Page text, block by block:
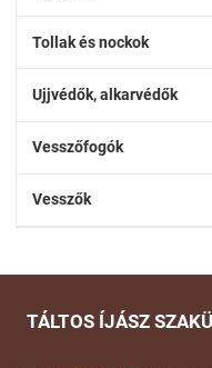
Tollak és nockok
Ujjvédők, alkarvédők
Vesszőfogók
Vesszők
TÁLTOS ÍJÁSZ